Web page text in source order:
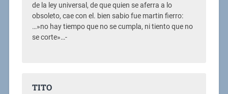
de la ley universal, de que quien se aferra a lo
obsoleto, cae con el. bien sabio fue martin fierro:
…»no hay tiempo que no se cumpla, ni tiento que no
se corte»…-
TITO